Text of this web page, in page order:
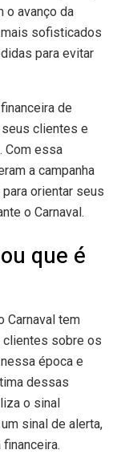
o avanço da
sofisticados
para evitar
de
clientes e
Com essa
a campanha
para orientar seus
o Carnaval.
que é
Carnaval tem
sobre os
época e
dessas
o sinal
sinal de alerta,